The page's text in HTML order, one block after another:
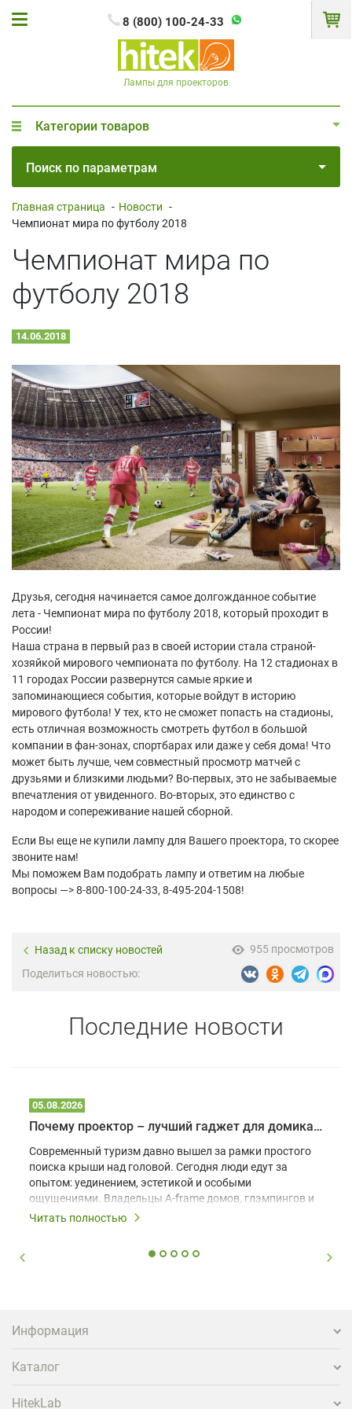
8 (800) 100-24-33
Лампы для проекторов
Категории товаров
Поиск по параметрам
Главная страница - Новости -
Чемпионат мира по футболу 2018
Чемпионат мира по
футболу 2018
14.06.2018
Друзья, сегодня начинается самое долгожданное событие
лета - Чемпионат мира по футболу 2018, который проходит в
России!
Наша страна в первый раз в своей истории стала страной-
хозяйкой мирового чемпионата по футболу. На 12 стадионах в
11 городах России развернутся самые яркие и
запоминающиеся события, которые войдут в историю
мирового футбола! У тех, кто не сможет попасть на стадионы,
есть отличная возможность смотреть футбол в большой
компании в фан-зонах, спортбарах или даже у себя дома! Что
может быть лучше, чем совместный просмотр матчей с
друзьями и близкими людьми? Во-первых, это не забываемые
впечатления от увиденного. Во-вторых, это единство с
народом и сопереживание нашей сборной.
Если Вы еще не купили лампу для Вашего проектора, то скорее
звоните нам!
Мы поможем Вам подобрать лампу и ответим на любые
вопросы —> 8-800-100-24-33, 8-495-204-1508!
Назад к списку новостей
955 просмотров
Поделиться новостью:
Последние новости
05.08.2026
Почему проектор – лучший гаджет для домика в глэмпинге
Современный туризм давно вышел за рамки простого
поиска крыши над головой. Сегодня люди едут за
опытом: уединением, эстетикой и особыми
ощущениями. Владельцы A-frame домов, глэмпингов и
шале понимают, что конкуренция растет, и
вернуться и поделиться впечатлениями в соцсетях,
проектора.
Читать полностью
Информация
Каталог
HitekLab